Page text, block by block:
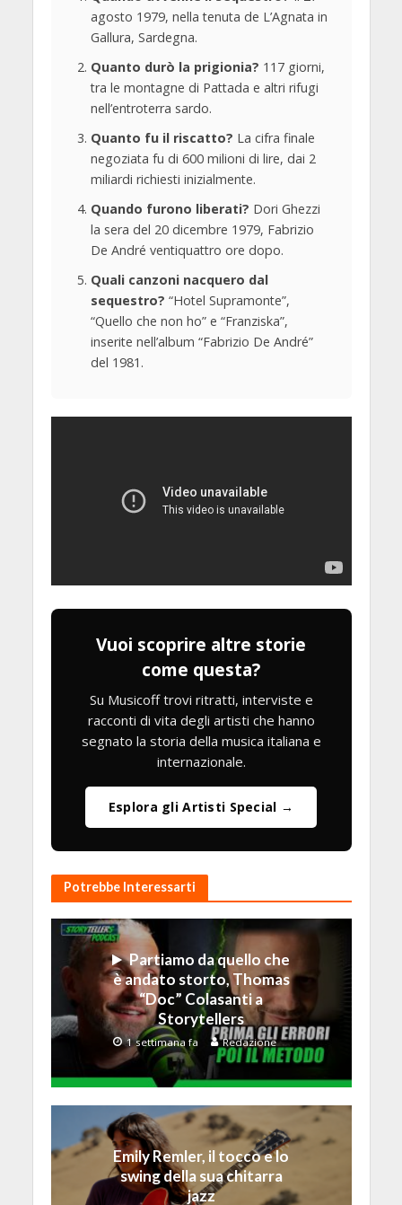
agosto 1979, nella tenuta de L’Agnata in
Gallura, Sardegna.
Quanto durò la prigionia? 117 giorni,
tra le montagne di Pattada e altri rifugi
nell’entroterra sardo.
Quanto fu il riscatto? La cifra finale
negoziata fu di 600 milioni di lire, dai 2
miliardi richiesti inizialmente.
Quando furono liberati? Dori Ghezzi
la sera del 20 dicembre 1979, Fabrizio
De André ventiquattro ore dopo.
Quali canzoni nacquero dal
sequestro? “Hotel Supramonte”,
“Quello che non ho” e “Franziska”,
inserite nell’album “Fabrizio De André”
del 1981.
Vuoi scoprire altre storie
come questa?
Su Musicoff trovi ritratti, interviste e
racconti di vita degli artisti che hanno
segnato la storia della musica italiana e
internazionale.
Esplora gli Artisti Special →
Potrebbe Interessarti
Partiamo da quello che
è andato storto, Thomas
“Doc” Colasanti a
Storytellers
1 settimana fa Redazione
Emily Remler, il tocco e lo
swing della sua chitarra
jazz